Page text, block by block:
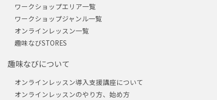
ワークショップエリア一覧
ワークショップジャンル一覧
オンラインレッスン一覧
趣味なびSTORES
趣味なびについて
オンラインレッスン導入支援講座について
オンラインレッスンのやり方、始め方